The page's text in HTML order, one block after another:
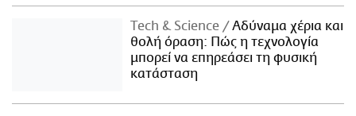
Τech & Science
Αδύναμα χέρια και
θολή όραση: Πώς η τεχνολογία
μπορεί να επηρεάσει τη φυσική
κατάσταση